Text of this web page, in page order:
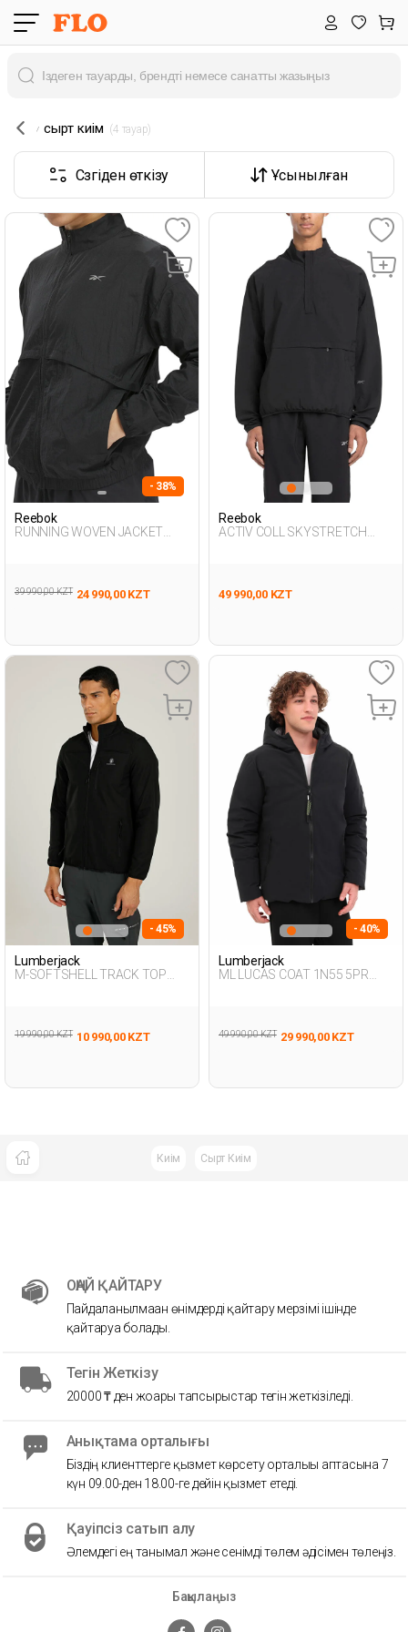
сырт киім (4 тауар)
Сүзгіден өткізу Ұсынылған
- 38%
Reebok
RUNNING WOVEN JACKET
39 990,00 KZT 24 990,00 KZT
Reebok
ACTIV COLL SKYSTRETCH
49 990,00 KZT
- 45%
Lumberjack
M-SOFTSHELL TRACK TOP
19 990,00 KZT 10 990,00 KZT
- 40%
Lumberjack
ML LUCAS COAT 1N55 5PR
49 990,00 KZT 29 990,00 KZT
Киім Сырт Киім
Бақылаңыз
ОҢАЙ ҚАЙТАРУ
Пайдаланылмаған өнімдерді қайтару мерзімі ішінде
қайтаруға болады.
Тегін Жеткізу
20000 ₸ ден жоғары тапсырыстар тегін жеткізіледі.
Анықтама орталығы
Біздің клиенттерге қызмет көрсету орталығы аптасына 7
күн 09.00-ден 18.00-ге дейін қызмет етеді.
Қауіпсіз сатып алу
Әлемдегі ең танымал және сенімді төлем әдісімен төлеңіз.